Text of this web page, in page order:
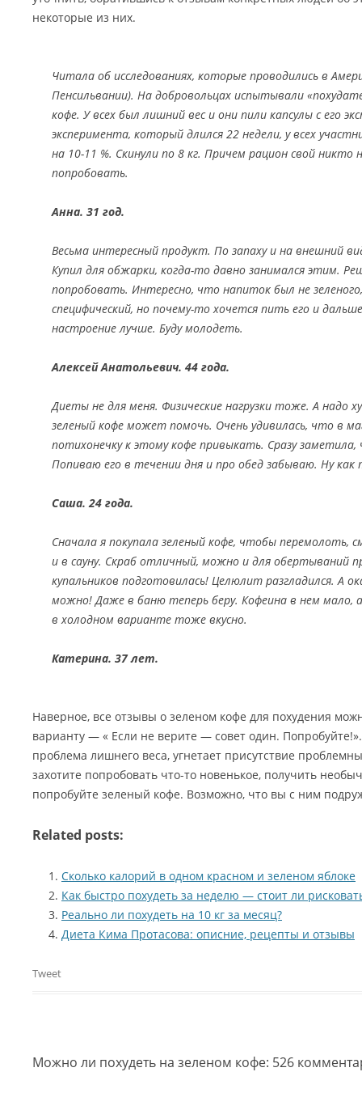
некоторые из них.
Читала об исследованиях, которые проводились в
Пенсильвании). На добровольцах испытывали
кофе. У всех был лишний вес и они пили капсулы с его
эксперимента, который длился 22 недели, у всех
на 10-11 %. Скинули по 8 кг. Причем рацион свой никто
попробовать.
Анна. 31 год.
Весьма интересный продукт. По запаху и на внешний
Купил для обжарки, когда-то давно занимался этим.
попробовать. Интересно, что напиток был не
специфический, но почему-то хочется пить его и
настроение лучше. Буду молодеть.
Алексей Анатольевич. 44 года.
Диеты не для меня. Физические нагрузки тоже. А надо
зеленый кофе может помочь. Очень удивилась, что в
потихонечку к этому кофе привыкать. Сразу
Попиваю его в течении дня и про обед забываю. Ну как
Саша. 24 года.
Сначала я покупала зеленый кофе, чтобы перемолоть,
и в сауну. Скраб отличный, можно и для обертываний
купальников подготовилась! Целюлит разгладился. А
можно! Даже в баню теперь беру. Кофеина в нем
в холодном варианте тоже вкусно.
Катерина. 37 лет.
Наверное, все отзывы о зеленом кофе для похудения
варианту — « Если не верите — совет один.
проблема лишнего веса, угнетает присутствие
захотите попробовать что-то новенькое, получить
попробуйте зеленый кофе. Возможно, что вы с ним
Related posts:
Сколько калорий в одном красном и зеленом яблоке
Как быстро похудеть за неделю — стоит ли
Реально ли похудеть на 10 кг за месяц?
Диета Кима Протасова: описние, рецепты и отзывы
Tweet
Можно ли похудеть на зеленом кофе: 526